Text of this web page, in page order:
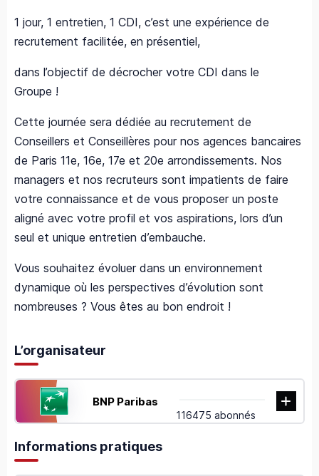
1 jour, 1 entretien, 1 CDI, c’est une expérience de
recrutement facilitée, en présentiel,
dans l’objectif de décrocher votre CDI dans le
Groupe !
Cette journée sera dédiée au recrutement de
Conseillers et Conseillères pour nos agences bancaires
de Paris 11e, 16e, 17e et 20e arrondissements. Nos
managers et nos recruteurs sont impatients de faire
votre connaissance et de vous proposer un poste
aligné avec votre profil et vos aspirations, lors d’un
seul et unique entretien d’embauche.
Vous souhaitez évoluer dans un environnement
dynamique où les perspectives d’évolution sont
nombreuses ? Vous êtes au bon endroit !
L’organisateur
BNP Paribas
116475 abonnés
Informations pratiques